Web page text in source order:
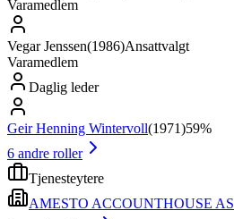
Varamedlem
Vegar Jenssen(1986)Ansattvalgt
Varamedlem
Daglig leder
Geir Henning Wintervoll(1971)59%
6 andre roller
Tjenesteytere
AMESTO ACCOUNTHOUSE AS